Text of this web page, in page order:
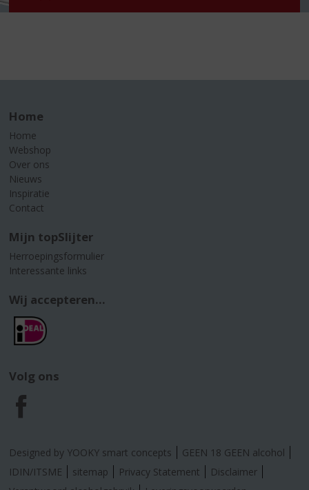
Home
Home
Webshop
Over ons
Nieuws
Inspiratie
Contact
Mijn topSlijter
Herroepingsformulier
Interessante links
Wij accepteren...
Volg ons
F
a
c
Designed by YOOKY smart concepts
GEEN 18 GEEN alcohol
IDIN/ITSME
sitemap Privacy Statement
Disclaimer